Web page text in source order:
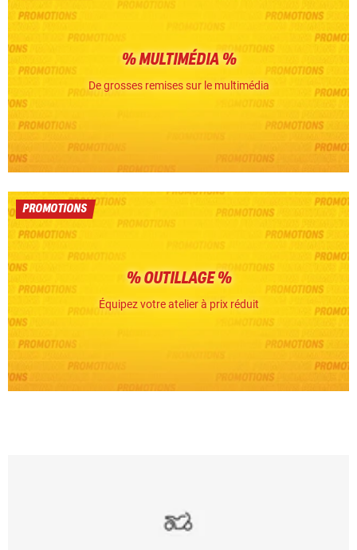
% MULTIMÉDIA %
De grosses remises sur le multimédia
PROMOTIONS
% OUTILLAGE %
Équipez votre atelier à prix réduit